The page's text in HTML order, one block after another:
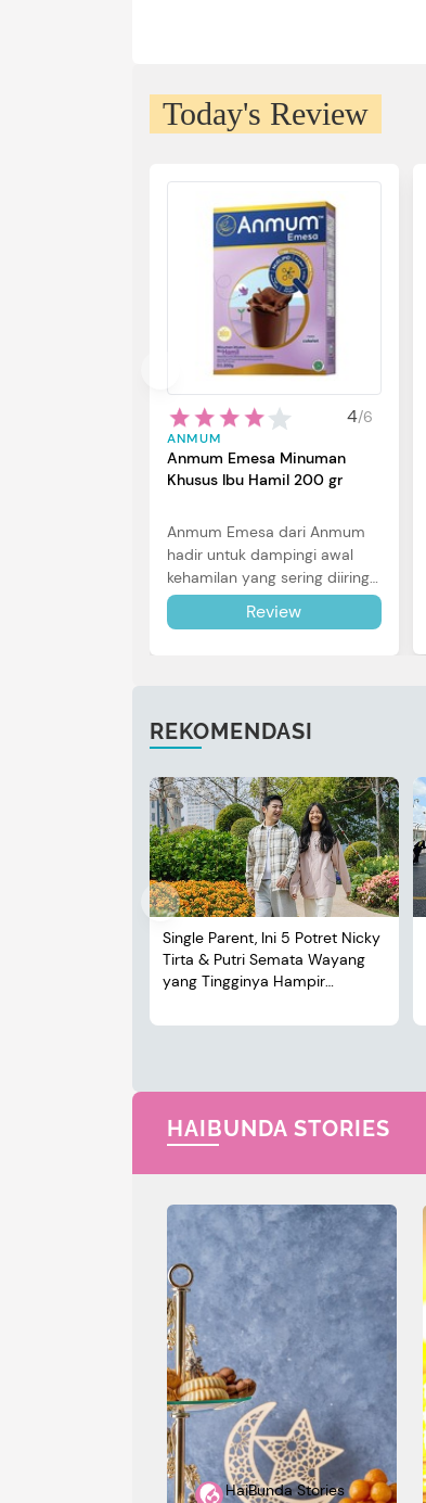
Today's Review
4/6
ANMUM
Anmum Emesa Minuman
Khusus Ibu Hamil 200 gr
Anmum Emesa dari Anmum
hadir untuk dampingi awal
kehamilan yang sering diiringi
dengan mual dan muntah.
Simak reviewnya di sini.
Review
REKOMENDASI
Single Parent, Ini 5 Potret Nicky
Tirta & Putri Semata Wayang
yang Tingginya Hampir
HAIBUNDA STORIES
HaiBunda Stories